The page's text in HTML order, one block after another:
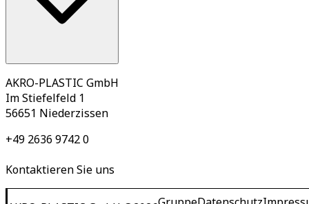
AKRO-PLASTIC GmbH
Im Stiefelfeld 1
56651 Niederzissen
+49 2636 9742 0
Kontaktieren Sie uns